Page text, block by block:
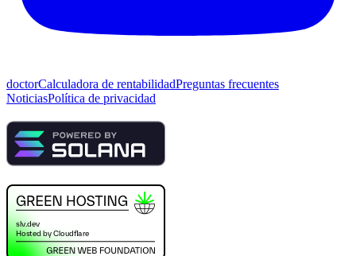
doctorCalculadora de rentabilidadPreguntas frecuentes
NoticiasPolítica de privacidad